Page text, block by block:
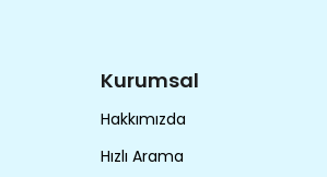
Kurumsal
Hakkımızda
Hızlı Arama